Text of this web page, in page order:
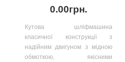
0.00грн.
Кутова шліфмашина
класичної конструкції з
надійним двигуном з мідною
обмоткою, якісними